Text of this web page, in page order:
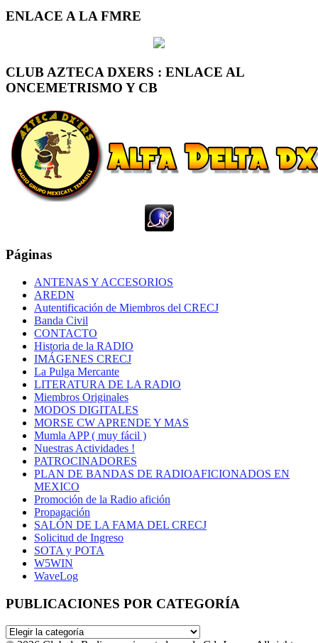
ENLACE A LA FMRE
CLUB AZTECA DXERS : ENLACE AL
ONCEMETRISMO Y CB
Páginas
ANTENAS Y ACCESORIOS
AREDN
Autentificación de Miembros del CRECJ
Banda Civil
CONTACTO
Historia de la RADIO
IMÁGENES CRECJ
La Pulga Mercante
LITERATURA DE LA RADIO
Miembros Originales
MODOS DIGITALES
MORSE CW APRENDE Y MAS
Mumla APP ( muy fácil )
Nuestras Actividades !
PATROCINADORES
PLAN DE BANDAS DE RADIOAFICIONADOS EN
MEXICO
Promoción de la Radio afición
Propagación
SALÓN DE LA FAMA DEL CRECJ
Solicitud de Ingreso
SOTA y POTA
W5WIN
WaveLog
PUBLICACIONES POR CATEGORÍA
PUBLICACIONES